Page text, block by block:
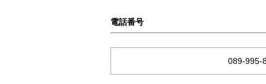
電話番号
089-995-